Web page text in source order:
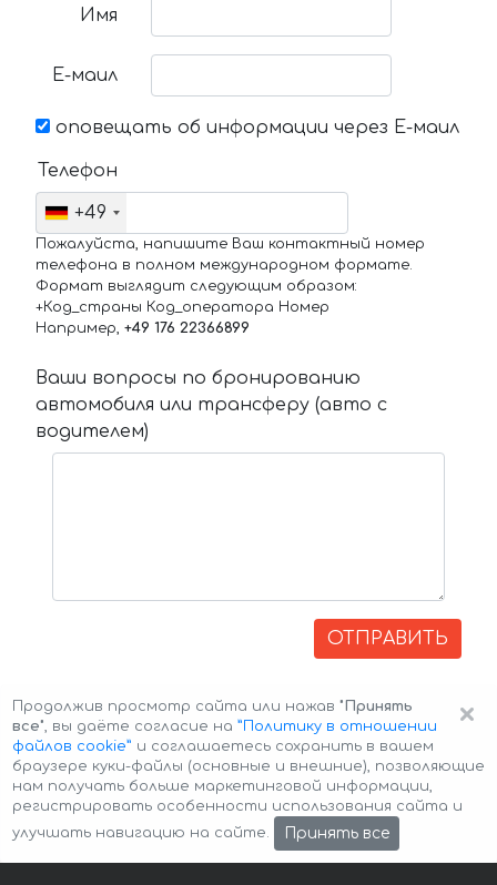
Имя
Е-маил
оповещать об информации через Е-маил
Телефон
+49
Пожалуйста, напишите Ваш контактный номер
телефона в полном международном формате.
Формат выглядит следующим образом:
+Код_страны Код_оператора Номер
Например, +49 176 22366899
Ваши вопросы по бронированию
автомобиля или трансферу (авто с
водителем)
ОТПРАВИТЬ
Авторские права © 2026 Авто-Аренда Cookie Policy
×
Продолжив просмотр сайта или нажав "Принять
все", вы даёте согласие на ”Политику в отношении
файлов cookie” и соглашаетесь сохранить в вашем
браузере куки-файлы (основные и внешние), позволяющие
нам получать больше маркетинговой информации,
регистрировать особенности использования сайта и
улучшать навигацию на сайте.
Принять все